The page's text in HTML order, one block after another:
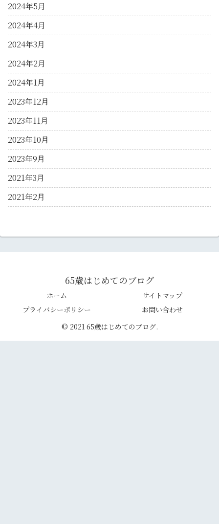
2024年5月
2024年4月
2024年3月
2024年2月
2024年1月
2023年12月
2023年11月
2023年10月
2023年9月
2021年3月
2021年2月
65歳はじめてのブログ
ホーム
サイトマップ
プライバシーポリシー
お問い合わせ
© 2021 65歳はじめてのブログ.